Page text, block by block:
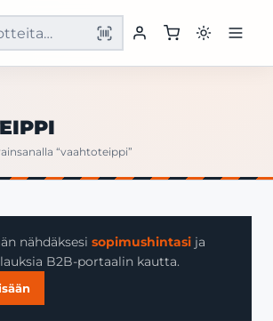
“vaahtoteippi”
nähdäksesi sopimushintasi ja
B2B-portaalin kautta.